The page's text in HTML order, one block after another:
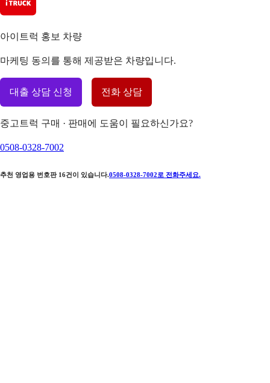
아이트럭 홍보 차량
마케팅 동의를 통해 제공받은 차량입니다.
대출 상담 신청 전화 상담
중고트럭 구매 · 판매에 도움이 필요하신가요?
0508-0328-7002
추천 영업용 번호판 16건이 있습니다.0508-0328-7002 로 전화주세요.